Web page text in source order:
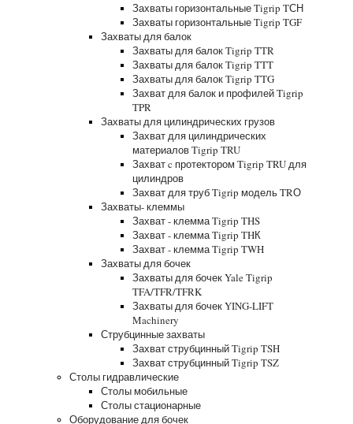
Захваты горизонтальные Tigrip TСН
Захваты горизонтальные Tigrip TGF
Захваты для балок
Захваты для балок Tigrip TTR
Захваты для балок Tigrip TTT
Захваты для балок Tigrip TTG
Захват для балок и профилей Tigrip
TPR
Захваты для цилиндрических грузов
Захват для цилиндрических
материалов Tigrip TRU
Захват c протектором Tigrip TRU для
цилиндров
Захват для труб Tigrip модель TRО
Захваты- клеммы
Захват - клемма Tigrip THS
Захват - клемма Tigrip THК
Захват - клемма Tigrip TWH
Захваты для бочек
Захваты для бочек Yale Tigrip
TFA/TFR/TFRK
Захваты для бочек YING-LIFT
Machinery
Струбцинные захваты
Захват струбцинный Tigrip TSH
Захват струбцинный Tigrip TSZ
Столы гидравлические
Столы мобильные
Столы стационарные
Оборудование для бочек